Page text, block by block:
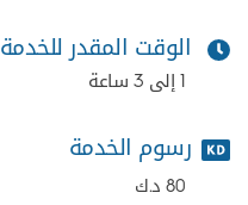
الوقت المقدر للخدمة
1 إلى 3 ساعة
رسوم الخدمة
80 د.ك